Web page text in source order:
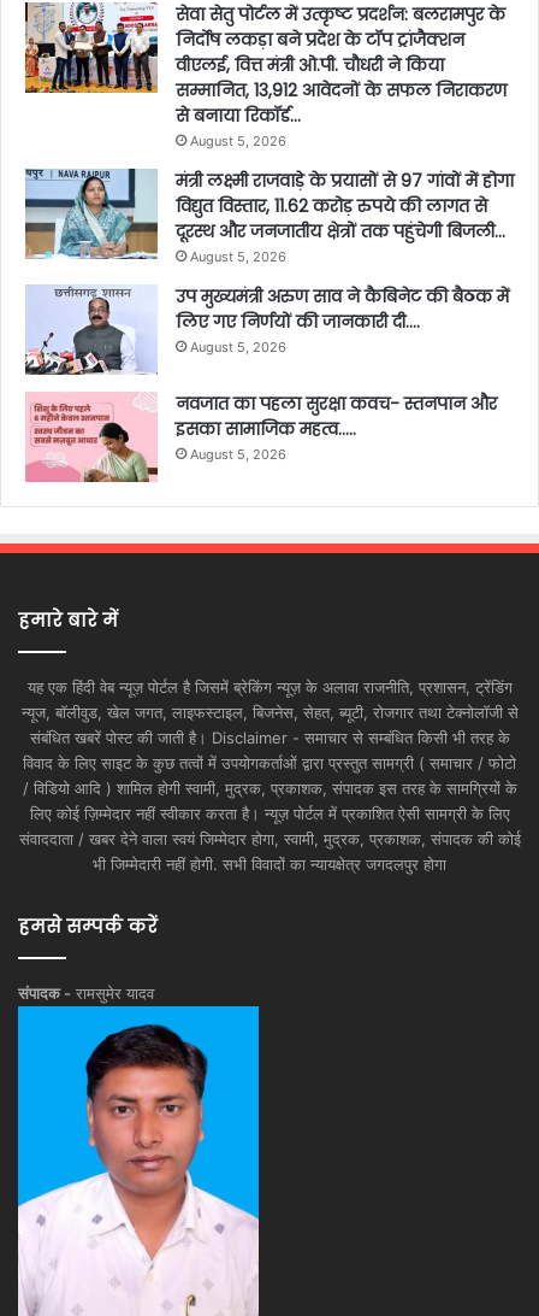
सेवा सेतु पोर्टल में उत्कृष्ट प्रदर्शन: बलरामपुर के
निर्दोष लकड़ा बने प्रदेश के टॉप ट्रांजैक्शन
वीएलई, वित्त मंत्री ओ.पी. चौधरी ने किया
सम्मानित, 13,912 आवेदनों के सफल निराकरण
से बनाया रिकॉर्ड…
August 5, 2026
मंत्री लक्ष्मी राजवाड़े के प्रयासों से 97 गांवों में होगा
विद्युत विस्तार, 11.62 करोड़ रुपये की लागत से
दूरस्थ और जनजातीय क्षेत्रों तक पहुंचेगी बिजली…
August 5, 2026
उप मुख्यमंत्री अरुण साव ने कैबिनेट की बैठक में
लिए गए निर्णयों की जानकारी दी….
August 5, 2026
नवजात का पहला सुरक्षा कवच- स्तनपान और
इसका सामाजिक महत्व…..
August 5, 2026
हमारे बारे में
यह एक हिंदी वेब न्यूज़ पोर्टल है जिसमें ब्रेकिंग न्यूज़ के अलावा राजनीति, प्रशासन, ट्रेंडिंग
न्यूज, बॉलीवुड, खेल जगत, लाइफस्टाइल, बिजनेस, सेहत, ब्यूटी, रोजगार तथा टेक्नोलॉजी से
संबंधित खबरें पोस्ट की जाती है। Disclaimer - समाचार से सम्बंधित किसी भी तरह के
विवाद के लिए साइट के कुछ तत्वों में उपयोगकर्ताओं द्वारा प्रस्तुत सामग्री ( समाचार / फोटो
/ विडियो आदि ) शामिल होगी स्वामी, मुद्रक, प्रकाशक, संपादक इस तरह के सामग्रियों के
लिए कोई ज़िम्मेदार नहीं स्वीकार करता है। न्यूज़ पोर्टल में प्रकाशित ऐसी सामग्री के लिए
संवाददाता / खबर देने वाला स्वयं जिम्मेदार होगा, स्वामी, मुद्रक, प्रकाशक, संपादक की कोई
भी जिम्मेदारी नहीं होगी. सभी विवादों का न्यायक्षेत्र जगदलपुर होगा
हमसे सम्पर्क करें
संपादक - रामसुमेर यादव